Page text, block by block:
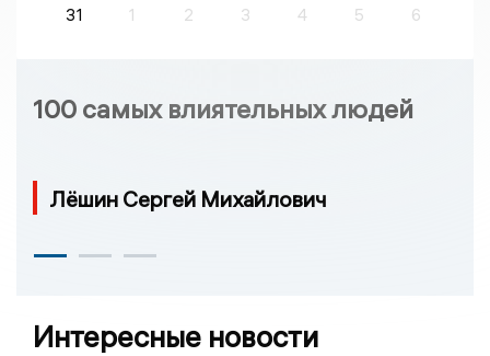
31
1 2 3 4 5 6
100 самых влиятельных людей
Лёшин Сергей Михайлович
Интересные новости